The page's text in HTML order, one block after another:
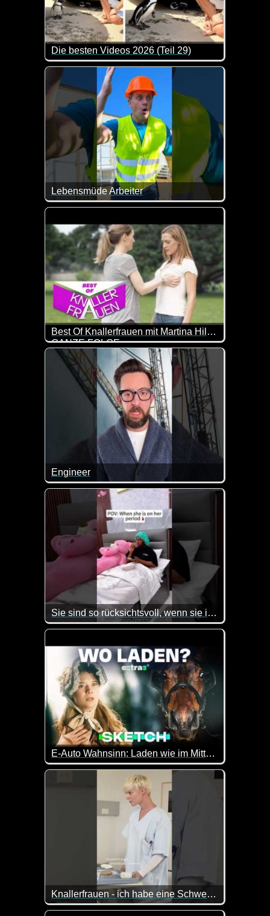
Die besten Videos 2026 (Teil 29)
Eine tolle Zusammenstellung von lustigen
Lebensmüde Arbeiter
Das sind definitiv keine Jobs für Jedermann. Da
Best Of Knallerfrauen mit Martina Hill Teil 7
GANZE FOLGE
Knallerfrauen mit Martina Hill
Engineer
Hier geht mal wieder so Einiges schief. Aber
Sie sind so rücksichtsvoll, wenn sie ihre Periode hat
Das Video ist etwas zweigeteilt. Einerseits ist es
E-Auto Wahnsinn: Laden wie im Mittelalter - extra 3
Technologie der Zukunft trifft auf Logik von
Knallerfrauen - ich habe eine Schwester